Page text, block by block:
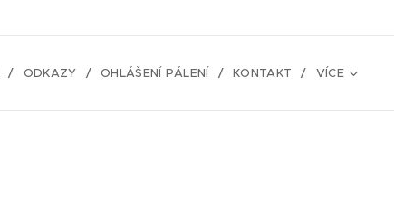
ODKAZY OHLÁŠENÍ PÁLENÍ KONTAKT VÍCE